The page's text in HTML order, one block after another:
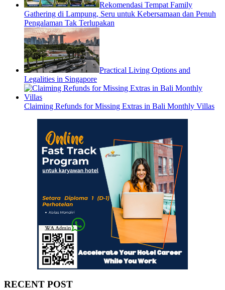
Rekomendasi Tempat Family
Gathering di Lampung, Seru untuk Kebersamaan dan Penuh
Pengalaman Tak Terlupakan
Practical Living Options and
Legalities in Singapore
Claiming Refunds for Missing Extras in Bali Monthly Villas
RECENT POST